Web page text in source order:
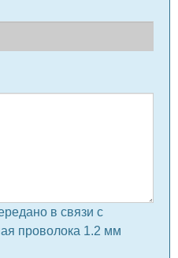
в связи с
проволока 1.2 мм